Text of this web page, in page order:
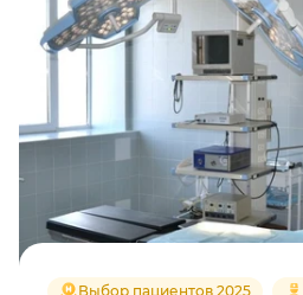
Выбор пациентов 2025